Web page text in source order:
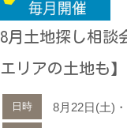
8月土地探し相談
エリアの土地も】
日時 8月22日(土)